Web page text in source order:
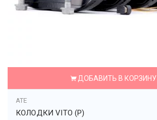
ДОБАВИТЬ В КОРЗИНУ
ATE
КОЛОДКИ VITO (P)